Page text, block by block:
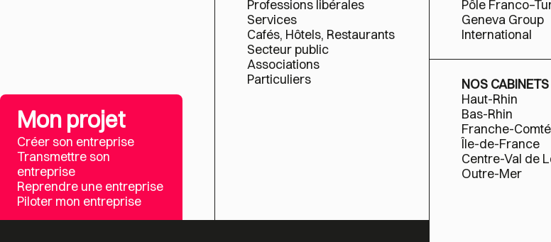
Mon projet
Créer son entreprise
Transmettre son
entreprise
Reprendre une entreprise
Piloter mon entreprise
Professions libérales
Services
Cafés, Hôtels, Restaurants
Secteur public
Associations
Particuliers
Pôle
Geneva Group
International
NOS CABINETS
Haut-Rhin
Bas-Rhin
Franche-Comté
Île-de-France
Centre-Val de
Outre-Mer